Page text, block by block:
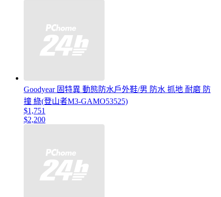
Goodyear 固特異 動態防水戶外鞋/男 防水 抓地 耐磨 防
撞 綠(登山者M3-GAMO53525)
$1,751
$2,200